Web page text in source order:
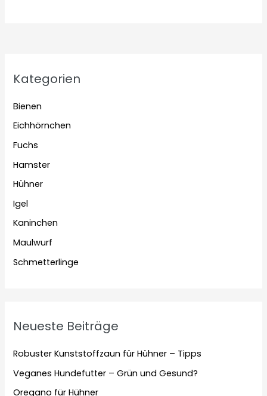
Kategorien
Bienen
Eichhörnchen
Fuchs
Hamster
Hühner
Igel
Kaninchen
Maulwurf
Schmetterlinge
Neueste Beiträge
Robuster Kunststoffzaun für Hühner – Tipps
Veganes Hundefutter – Grün und Gesund?
Oregano für Hühner